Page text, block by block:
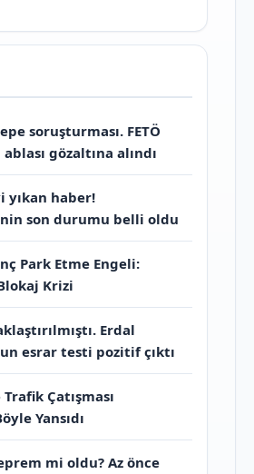
soruşturması. FETÖ
gözaltına alındı
yıkan haber!
son durumu belli oldu
Park Etme Engeli:
Krizi
Erdal
esrar testi pozitif çıktı
Çatışması
Yansıdı
mi oldu? Az önce